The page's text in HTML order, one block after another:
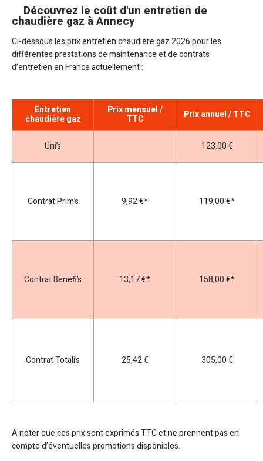
Découvrez le coût d'un entretien de
chaudière gaz à Annecy
Ci-dessous les prix entretien chaudière gaz 2026 pour les
différentes prestations de maintenance et de contrats
d’entretien en France actuellement :
Entretien
chaudière gaz
Prix mensuel /
TTC Prix annuel / TTC
Uni’s 123,00 €
Contrat Prim’s 9,92 €* 119,00 €*
Contrat Benefi’s 13,17 €* 158,00 €*
Contrat Totali’s 25,42 € 305,00 €
A noter que ces prix sont exprimés TTC et ne prennent pas en
compte d’éventuelles promotions disponibles.